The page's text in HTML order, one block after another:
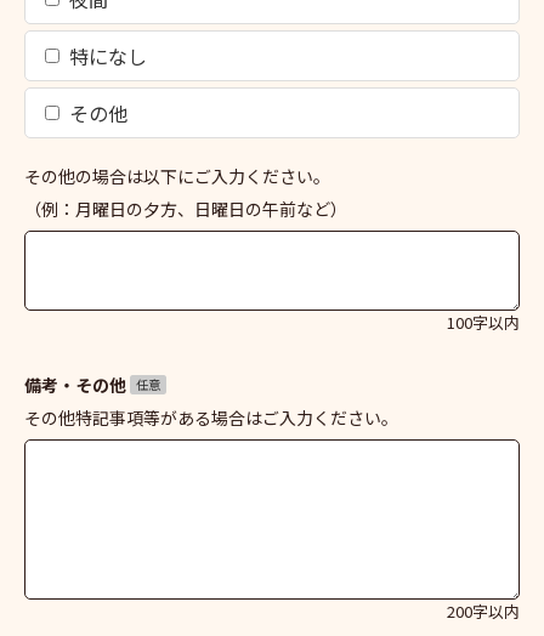
特になし
その他
その他の場合は以下にご入力ください。
（例：月曜日の夕方、日曜日の午前など）
100字以内
備考・その他 任意
その他特記事項等がある場合はご入力ください。
200字以内